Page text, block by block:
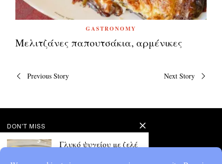
GASTRONOMY
Μελιτζάνες παπουτσάκια, αρμένικες
Πλοήγηση
Previous Story Next Story
DON'T MISS
Γλυκό ψυγείου με ζελέ